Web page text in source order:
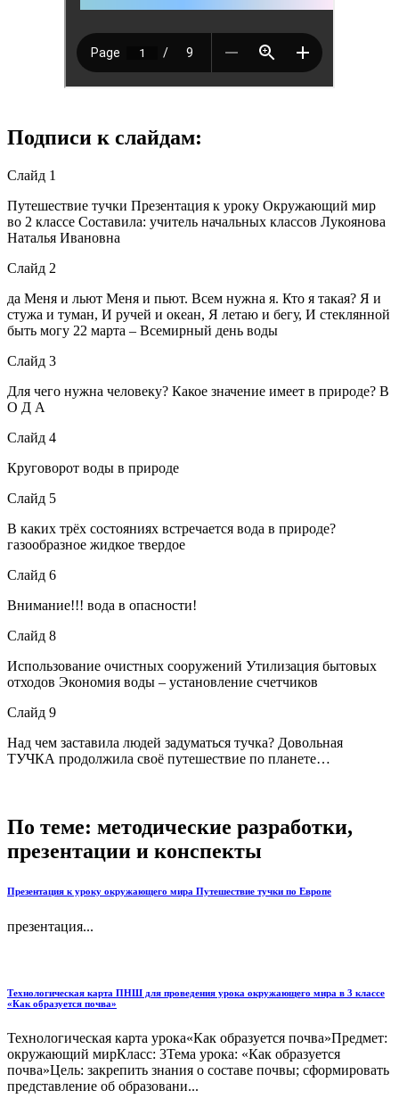
Подписи к слайдам:
Слайд 1
Путешествие тучки Презентация к уроку Окружающий мир
во 2 классе Составила: учитель начальных классов Лукоянова
Наталья Ивановна
Слайд 2
да Меня и льют Меня и пьют. Всем нужна я. Кто я такая? Я и
стужа и туман, И ручей и океан, Я летаю и бегу, И стеклянной
быть могу 22 марта – Всемирный день воды
Слайд 3
Для чего нужна человеку? Какое значение имеет в природе? В
О Д А
Слайд 4
Круговорот воды в природе
Слайд 5
В каких трёх состояниях встречается вода в природе?
газообразное жидкое твердое
Слайд 6
Внимание!!! вода в опасности!
Слайд 8
Использование очистных сооружений Утилизация бытовых
отходов Экономия воды – установление счетчиков
Слайд 9
Над чем заставила людей задуматься тучка? Довольная
ТУЧКА продолжила своё путешествие по планете…
По теме: методические разработки,
презентации и конспекты
Презентация к уроку окружающего мира Путешествие тучки по Европе
презентация...
Технологическая карта ПНШ для проведения урока окружающего мира в 3 классе
«Как образуется почва»
Технологическая карта урока«Как образуется почва»Предмет:
окружающий мирКласс: 3Тема урока: «Как образуется
почва»Цель: закрепить знания о составе почвы; сформировать
представление об образовани...